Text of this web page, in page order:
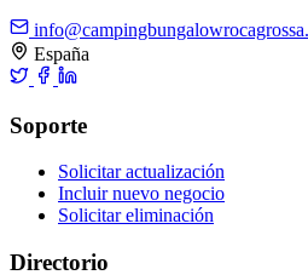
España
Soporte
Solicitar actualización
Incluir nuevo negocio
Solicitar eliminación
Directorio